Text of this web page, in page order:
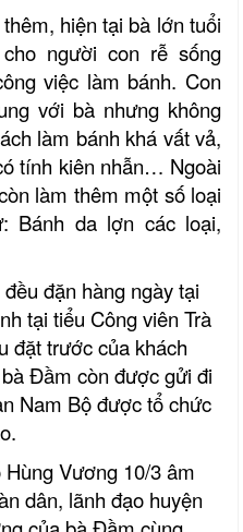
hiện tại bà lớn tuổi
người con rễ sống
việc làm bánh. Con
với bà nhưng không
làm bánh khá vất vả,
tính kiên nhẫn… Ngoài
làm thêm một số loại
Bánh da lợn các loại,
đặn hàng ngày tại
tại tiểu Công viên Trà
đặt trước của khách
Đầm còn được gửi đi
Nam Bộ được tổ chức
Vương 10/3 âm
dân, lãnh đạo huyện